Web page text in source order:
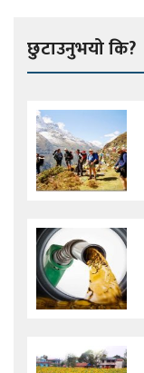
छुटाउनुभयो कि?